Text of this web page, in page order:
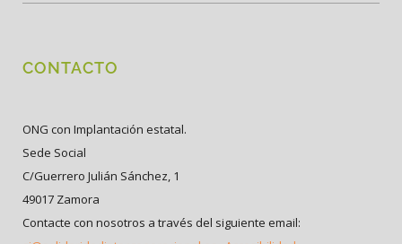
CONTACTO
ONG con Implantación estatal.
Sede Social
C/Guerrero Julián Sánchez, 1
49017 Zamora
Contacte con nosotros a través del siguiente email: